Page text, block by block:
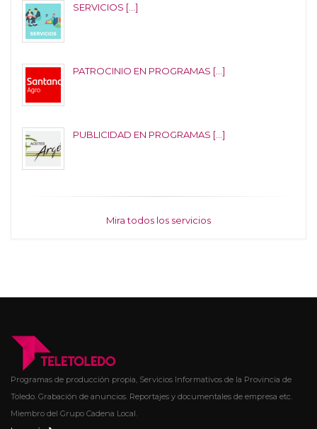
SERVICIOS [...]
PATROCINIO EN PROGRAMAS [...]
PUBLICIDAD EN PROGRAMAS [...]
Mira todos los servicios
Programas de producción propia, Servicios Informativos de la Provincia de
Toledo. Grabación de anuncios. Reportajes y documentales de empresa etc.
Miembro del Grupo Cadena Local.